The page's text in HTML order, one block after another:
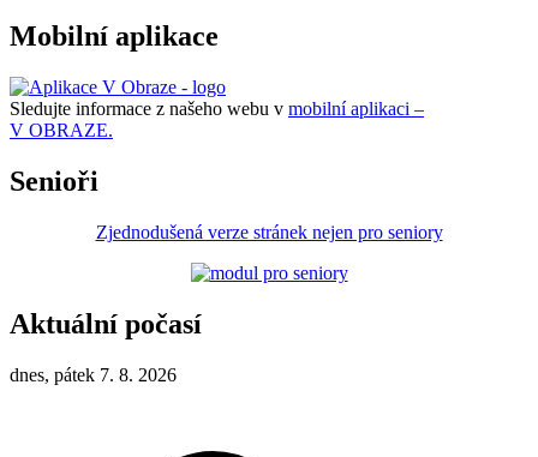
Mobilní aplikace
Sledujte informace z našeho webu v mobilní aplikaci –
V OBRAZE.
Senioři
Zjednodušená verze stránek nejen pro seniory
Aktuální počasí
dnes, pátek 7. 8. 2026